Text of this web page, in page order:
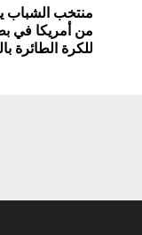
منتخب الشباب
من أمريكا في
للكرة الطائرة